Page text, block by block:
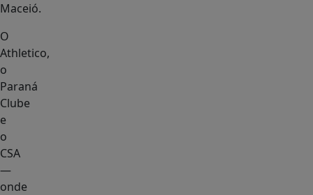
Maceió.
O
Athletico,
o
Paraná
Clube
e
o
CSA
—
onde